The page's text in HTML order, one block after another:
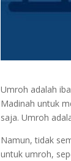
Umroh adalah
Madinah untuk
saja. Umroh
Namun, tidak
untuk umroh,